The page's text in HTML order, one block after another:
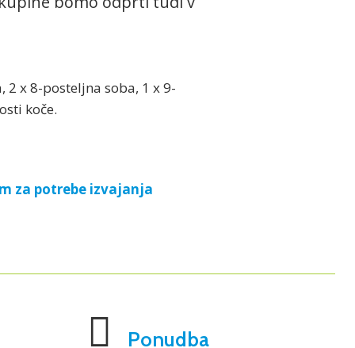
x 8-posteljna soba, 1 x 9-
koče.
za potrebe izvajanja
Ponudba